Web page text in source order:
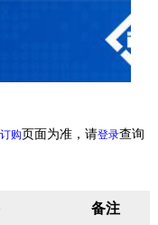
购页面为准，请登录查询
备注